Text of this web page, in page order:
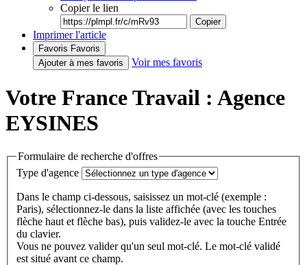
Copier le lien
Copier
Imprimer l'article
Favoris Favoris
Ajouter à mes favoris
Voir mes favoris
Votre France Travail : Agence
EYSINES
Formulaire de recherche d'offres
Type d'agence
Dans le champ ci-dessous, saisissez un mot-clé (exemple :
Paris), sélectionnez-le dans la liste affichée (avec les touches
flèche haut et flèche bas), puis validez-le avec la touche Entrée
du clavier.
Vous ne pouvez valider qu'un seul mot-clé. Le mot-clé validé
est situé avant ce champ.